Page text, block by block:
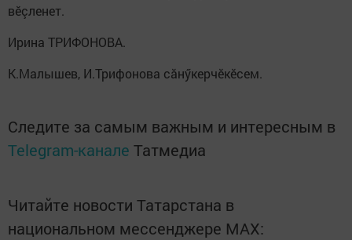
вӗçленет.
Ирина ТРИФОНОВА.
К.Малышев, И.Трифонова сăнӳкерчӗкӗсем.
Следите за самым важным и интересным в
Telegram-канале Татмедиа
Читайте новости Татарстана в
национальном мессенджере MАХ: